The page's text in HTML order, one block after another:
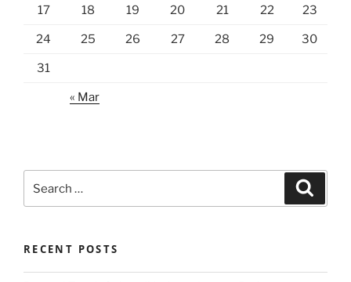
17 18 19 20 21 22 23
24 25 26 27 28 29 30
31
« Mar
for:
RECENT POSTS